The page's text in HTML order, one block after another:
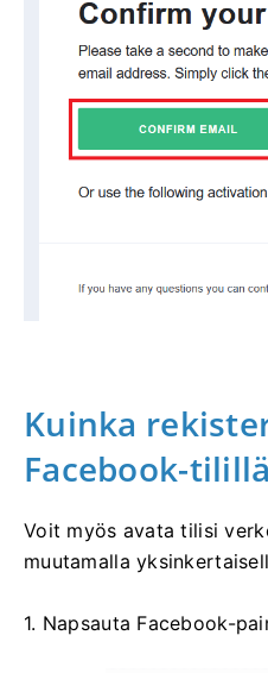
Kuinka
Facebook-tilillä
Voit myös avata tilisi
muutamalla
1. Napsauta Facebook-